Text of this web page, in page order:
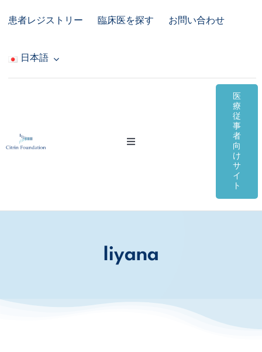
content
患者レジストリー 臨床医を探す お問い合わせ
日本語
Toggle
オンライン資料
コミュニティ＆サポート
医
療
従
事
者
向
け
サ
イ
ト
liyana